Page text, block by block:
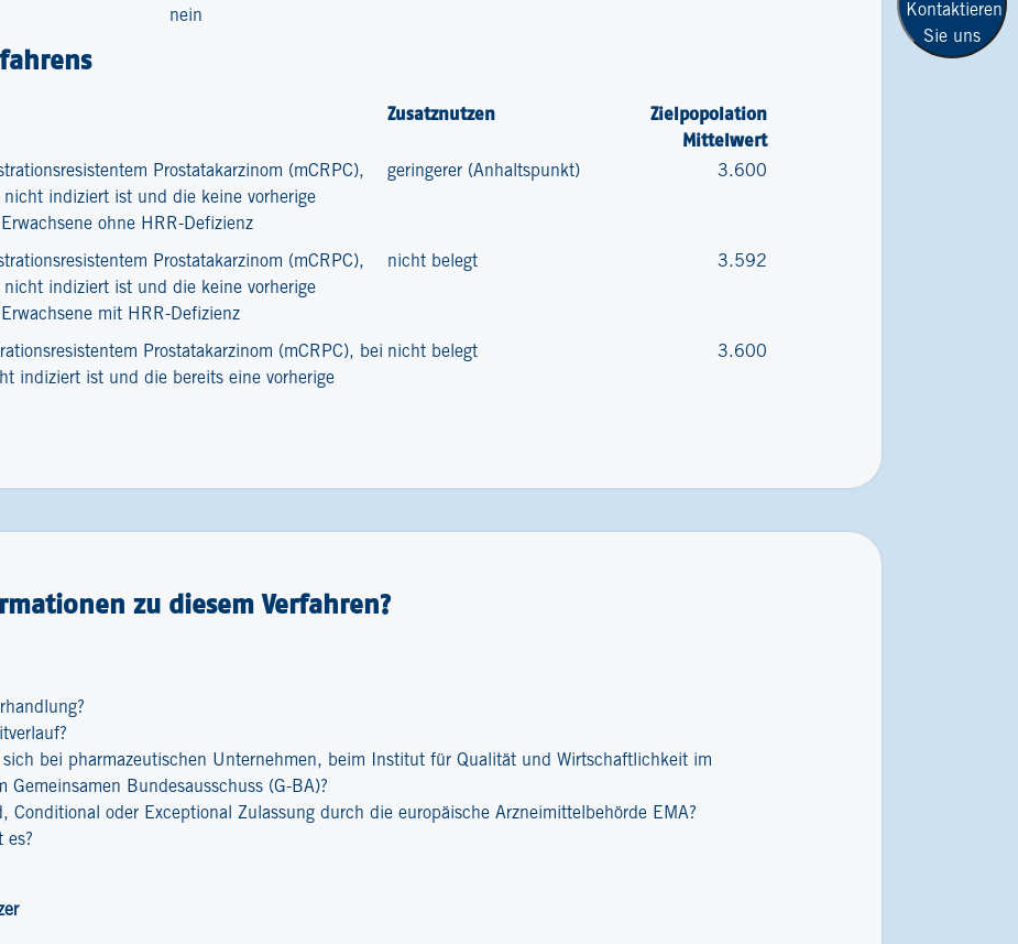
Kontaktieren
Sie uns
nein
Zusatznutzen
Zielpopolation
Mittelwert
Prostatakarzinom (mCRPC),
indiziert ist und die keine vorherige
ohne HRR-Defizienz
geringerer (Anhaltspunkt) 3.600
Prostatakarzinom (mCRPC),
indiziert ist und die keine vorherige
mit HRR-Defizienz
nicht belegt 3.592
Prostatakarzinom (mCRPC), bei
indiziert ist und die bereits eine vorherige
nicht belegt 3.600
zu diesem Verfahren?
sich bei pharmazeutischen Unternehmen, beim Institut für Qualität und Wirtschaftlichkeit im
Gemeinsamen Bundesausschuss (G-BA)?
Conditional oder Exceptional Zulassung durch die europäische Arzneimittelbehörde EMA?
es?